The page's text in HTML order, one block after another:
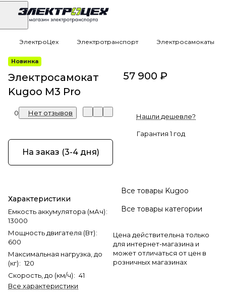
ЭлектроЦех Электротранспорт Электросамокаты
Новинка
Электросамокат
Kugoo M3 Pro
0 Нет отзывов
На заказ (3-4 дня)
Характеристики
Емкость аккумулятора (мАч):
13000
Мощность двигателя (Вт):
600
Максимальная нагрузка, до
(кг): 120
Скорость, до (км/ч): 41
Все характеристики
57 900 ₽
Нашли дешевле?
Гарантия 1 год
Все товары Kugoo
Все товары категории
Цена действительна только
для интернет-магазина и
может отличаться от цен в
розничных магазинах